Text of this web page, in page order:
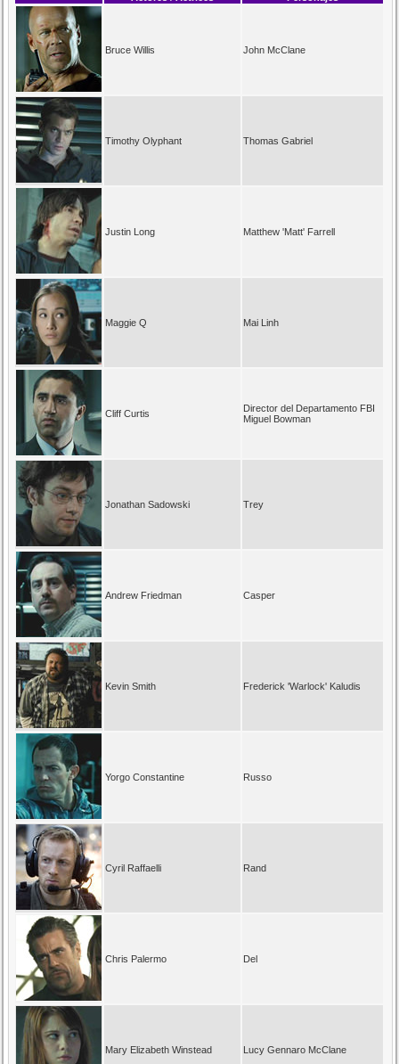
Bruce Willis John McClane
Timothy Olyphant Thomas Gabriel
Justin Long Matthew 'Matt' Farrell
Maggie Q Mai Linh
Cliff Curtis
Director del Departamento FBI
Miguel Bowman
Jonathan Sadowski Trey
Andrew Friedman Casper
Kevin Smith Frederick 'Warlock' Kaludis
Yorgo Constantine Russo
Cyril Raffaelli Rand
Chris Palermo Del
Mary Elizabeth Winstead Lucy Gennaro McClane